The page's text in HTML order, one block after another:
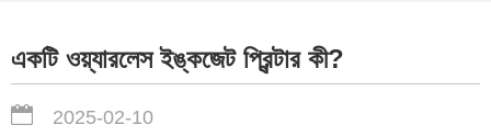
একটি ওয়্যারলেস ইঙ্কজেট প্রিন্টার কী?
2025-02-10